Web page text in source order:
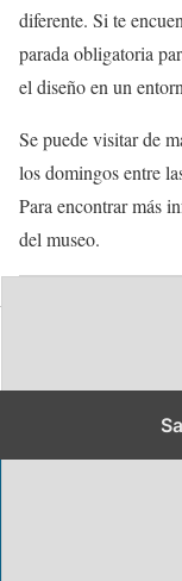
diferente. Si te
parada obligatoria
el diseño en un
Se puede visitar de
los domingos entre
Para encontrar más
del museo.